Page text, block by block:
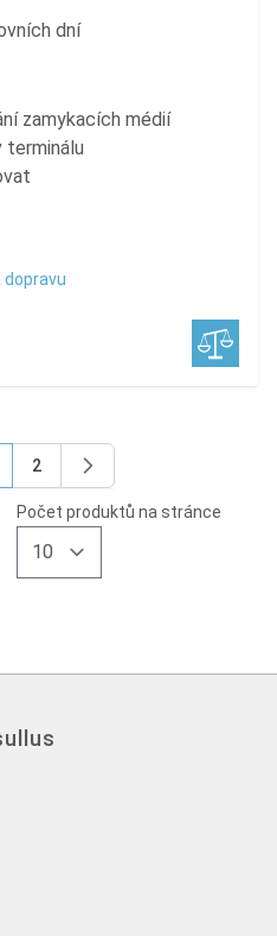
dní
zamykacích médií
terminálu
dopravu
currently reading page
Page
2
Počet produktů na stránce